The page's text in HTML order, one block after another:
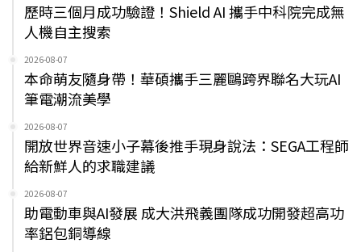
歷時三個月成功驗證！Shield AI 攜手中科院完成無
人機自主搜索
2026-08-07
本命萌友隨身帶！華碩攜手三麗鷗跨界聯名大玩AI
筆電潮流美學
2026-08-07
開放世界音速小子幕後推手現身說法：SEGA工程師
給新鮮人的求職建議
2026-08-07
助電動車與AI發展 成大洪飛義團隊成功開發超高功
率鋁包銅導線